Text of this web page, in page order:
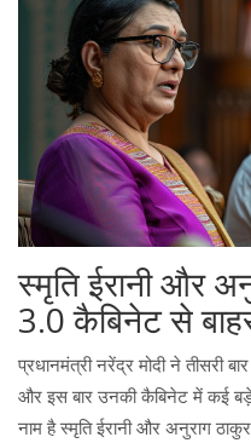
स्मृति ईरानी और
3.0 कैबिनेट से
प्रधानमंत्री नरेंद्र मोदी ने तीसरी
और इस बार उनकी कैबिनेट में कई
नाम है स्मृति ईरानी और अनुराग